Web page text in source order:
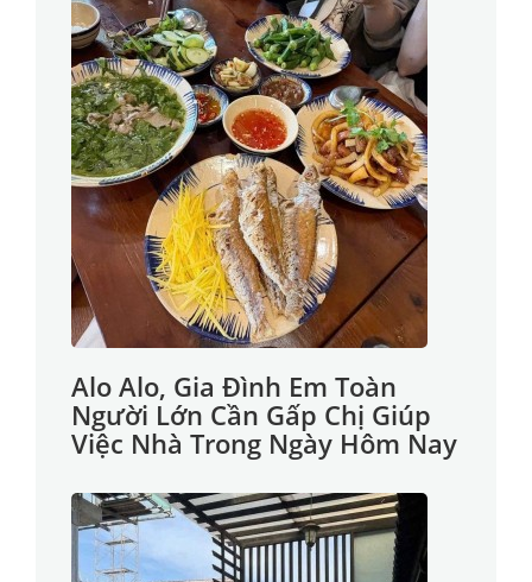
Alo Alo, Gia Đình Em Toàn
Người Lớn Cần Gấp Chị Giúp
Việc Nhà Trong Ngày Hôm Nay